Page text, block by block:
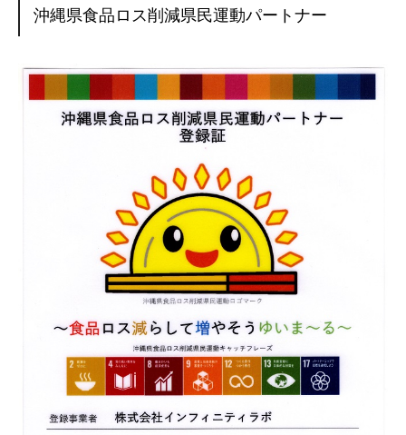
沖縄県食品ロス削減県民運動パートナー